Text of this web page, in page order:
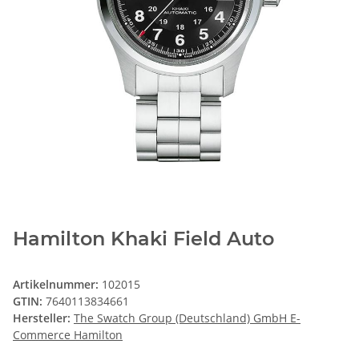
Hamilton Khaki Field Auto
Artikelnummer: 102015
GTIN: 7640113834661
Hersteller: The Swatch Group (Deutschland) GmbH E-
Commerce Hamilton